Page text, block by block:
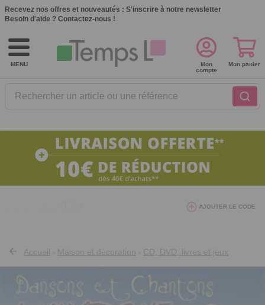
Recevez nos offres et nouveautés : S'inscrire à notre newsletter
Besoin d'aide ? Contactez-nous !
MENU
Rechercher un article ou une référence
Mon
compte
Mon panier
avec le code AT26
AJOUTER LE CODE
Accueil Maison et décoration CD, DVD, livres et jeux